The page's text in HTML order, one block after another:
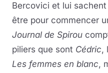
Bercovici et lui
être pour commencer
Journal de Spirou
piliers que sont Cédric,
Les femmes en blanc,